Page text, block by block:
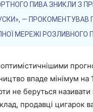
ПИВА ЗНИКЛИ З
— ПРОКОМЕНТУВАВ
МЕРЕЖІ РОЗЛИВНОГО
впаде мінімум
не беруться
продавці цигарок